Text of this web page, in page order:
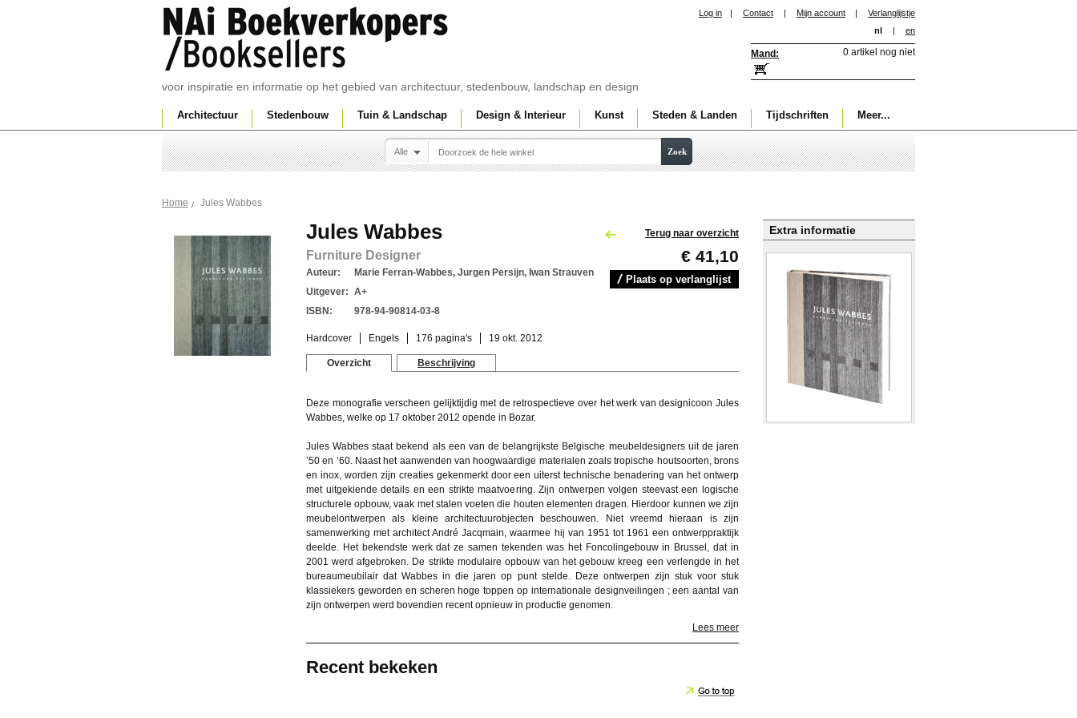
voor inspiratie en informatie op het gebied van architectuur, stedenbouw, landschap en design
Log in | Contact | Mijn account |
Verlanglijstje
nl
| en
Mand: 0 artikel nog niet
Architectuur Stedenbouw Tuin & Landschap Design & Interieur Kunst Steden & Landen Tijdschriften Meer...
Alle Zoek
Home Jules Wabbes
Extra informatie
Terug naar overzicht
€ 41,10
Plaats op verlanglijst
Jules Wabbes
Furniture Designer
Auteur:
Marie Ferran-Wabbes, Jurgen Persijn, Iwan Strauven
Uitgever: A+
ISBN:
978-94-90814-03-8
Hardcover Engels 176 pagina's 19 okt. 2012
Overzicht Beschrijving
Deze monografie verscheen gelijktijdig met de retrospectieve over het werk van designicoon Jules
Wabbes, welke op 17 oktober 2012 opende in Bozar.
Jules Wabbes staat bekend als een van de belangrijkste Belgische meubeldesigners uit de jaren
’50 en ’60. Naast het aanwenden van hoogwaardige materialen zoals tropische houtsoorten, brons
en inox, worden zijn creaties gekenmerkt door een uiterst technische benadering van het ontwerp
met uitgekiende details en een strikte maatvoering. Zijn ontwerpen volgen steevast een logische
structurele opbouw, vaak met stalen voeten die houten elementen dragen. Hierdoor kunnen we zijn
meubelontwerpen als kleine architectuurobjecten beschouwen. Niet vreemd hieraan is zijn
samenwerking met architect André Jacqmain, waarmee hij van 1951 tot 1961 een ontwerppraktijk
deelde. Het bekendste werk dat ze samen tekenden was het Foncolingebouw in Brussel, dat in
2001 werd afgebroken. De strikte modulaire opbouw van het gebouw kreeg een verlengde in het
bureaumeubilair dat Wabbes in die jaren op punt stelde. Deze ontwerpen zijn stuk voor stuk
klassiekers geworden en scheren hoge toppen op internationale designveilingen ; een aantal van
zijn ontwerpen werd bovendien recent opnieuw in productie genomen.
Lees meer
Recent bekeken